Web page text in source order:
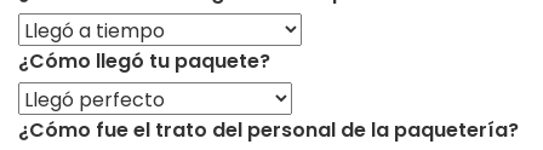
¿Cómo llegó tu paquete?
¿Cómo fue el trato del personal de la paquetería?